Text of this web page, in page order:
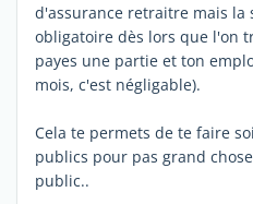
d'assurance retraitre mais la
obligatoire dès lors que l'on
payes une partie et ton
mois, c'est négligable).
Cela te permets de te faire
publics pour pas grand
public..